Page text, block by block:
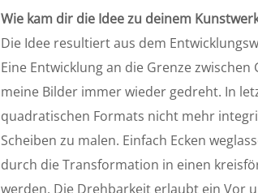
Wie kam dir die Idee zu deinem
Die Idee resultiert aus dem
Eine Entwicklung an die Grenze
meine Bilder immer wieder gedreht. In
quadratischen Formats nicht mehr
Scheiben zu malen. Einfach Ecken
durch die Transformation in einen
werden. Die Drehbarkeit erlaubt ein Vor